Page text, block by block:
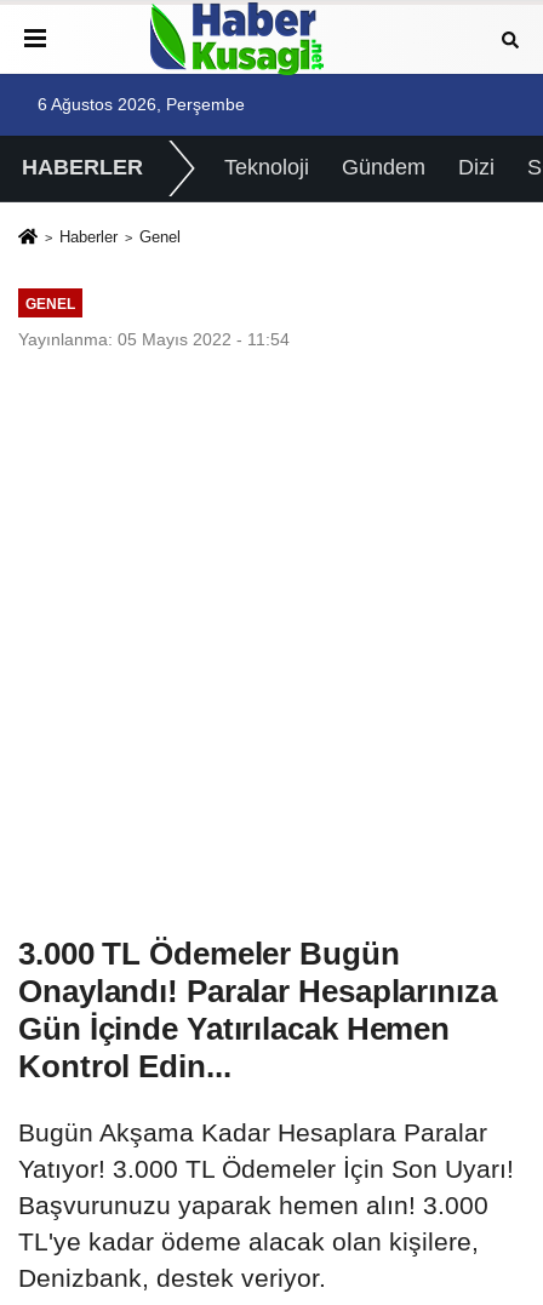
6 Ağustos 2026, Perşembe
HABERLER Teknoloji Gündem Dizi
Haberler Genel
GENEL
Yayınlanma: 05 Mayıs 2022 - 11:54
3.000 TL Ödemeler Bugün
Onaylandı! Paralar Hesaplarınıza
Gün İçinde Yatırılacak Hemen
Kontrol Edin...
Bugün Akşama Kadar Hesaplara Paralar
Yatıyor! 3.000 TL Ödemeler İçin Son Uyarı!
Başvurunuzu yaparak hemen alın! 3.000
TL'ye kadar ödeme alacak olan kişilere,
Denizbank, destek veriyor.